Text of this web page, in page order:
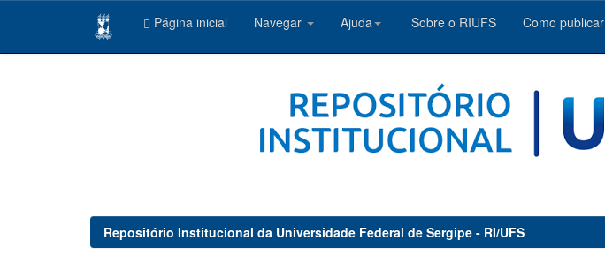
Página inicial Navegar Ajuda Sobre o RIUFS Como publicar
Repositório Institucional da Universidade Federal de Sergipe - RI/UFS